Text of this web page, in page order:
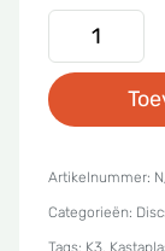
Kastaplast
-
K3
Z
aantal
Artikelnummer:
Categorieën:
Tags: K3,